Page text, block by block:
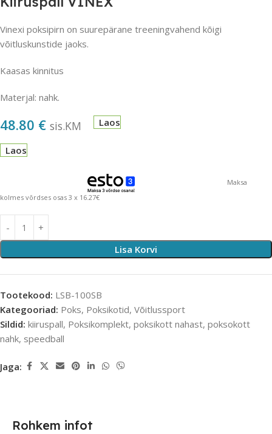
Vinexi poksipirn on suurepärane treeningvahend kõigi
võitluskunstide jaoks.
Kaasas kinnitus
Materjal: nahk.
48.80 € sis.KM Laos
Laos
Maksa
kolmes võrdses osas 3 x 16.27€
Lisa Korvi
Tootekood: LSB-100SB
Kategooriad: Poks, Poksikotid, Võitlussport
Sildid: kiiruspall, Poksikomplekt, poksikott nahast, poksokott
nahk, speedball
Jaga:
Rohkem infot